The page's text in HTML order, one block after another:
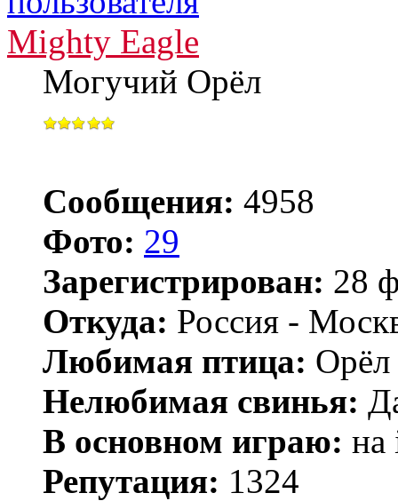
Mighty Eagle
Могучий Орёл
Сообщения: 4958
Фото: 29
Зарегистрирован: 28
Откуда: Россия -
Любимая птица:
Нелюбимая свинья:
В основном играю: на
Репутация: 1324